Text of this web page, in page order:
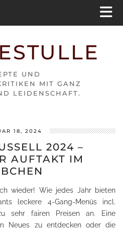
UND
MIT GANZ
LEIDENSCHAFT.
18, 2024
2024 –
AUFTAKT IM
wieder! Wie jedes Jahr bieten
leckere 4-Gang-Menüs incl.
sehr fairen Preisen an. Eine
Neues zu entdecken oder die